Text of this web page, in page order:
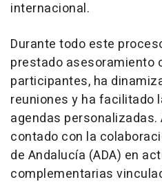
internacional.
Durante todo este
prestado asesoramiento
participantes, ha
reuniones y ha facilitado
agendas personalizadas.
contado con la
de Andalucía (ADA) en
complementarias